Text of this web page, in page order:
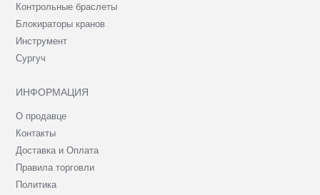
Контрольные браслеты
Блокираторы кранов
Инструмент
Сургуч
ИНФОРМАЦИЯ
О продавце
Контакты
Доставка и Оплата
Правила торговли
Политика